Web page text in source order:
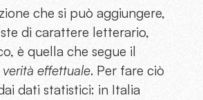
che si può aggiungere,
di carattere letterario,
è quella che segue il
verità effettuale. Per fare ciò
dati statistici: in Italia